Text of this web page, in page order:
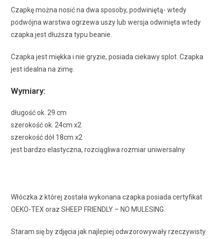
Czapkę można nosić na dwa sposoby, podwiniętą- wtedy
podwójna warstwa ogrzewa uszy lub wersja odwinięta wtedy
czapka jest dłuższa typu beanie.
Czapka jest miękka i nie gryzie, posiada ciekawy splot. Czapka
jest idealna na zimę.
Wymiary:
długość ok. 29 cm
szerokość ok. 24cm x2
szerokość dół 18cm x2
jest bardzo elastyczna, rozciągliwa rozmiar uniwersalny
Włóczka z której została wykonana czapka posiada certyfikat
OEKO-TEX oraz SHEEP FRIENDLY – NO MULESING.
Staram się by zdjęcia jak najlepiej odwzorowywały rzeczywisty